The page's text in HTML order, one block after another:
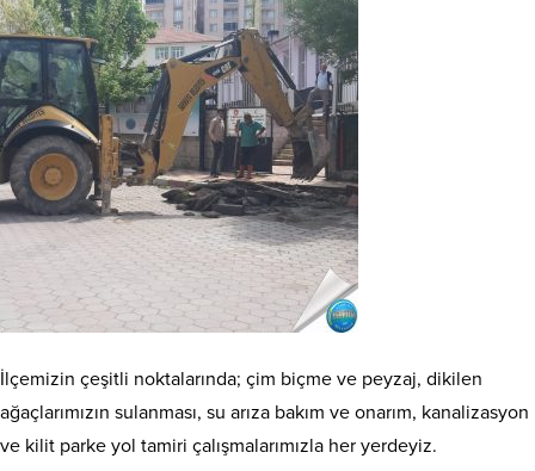
İlçemizin çeşitli noktalarında; çim biçme ve peyzaj, dikilen
ağaçlarımızın sulanması, su arıza bakım ve onarım, kanalizasyon
ve kilit parke yol tamiri çalışmalarımızla her yerdeyiz.